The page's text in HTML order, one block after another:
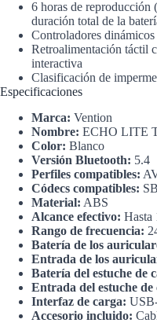
6 horas de reproducción
duración total de la
Controladores
Retroalimentación táctil
interactiva
Clasificación de
Especificaciones
Marca: Vention
Nombre: ECHO LITE
Color: Blanco
Versión Bluetooth: 5.4
Perfiles compatibles:
Códecs compatibles:
Material: ABS
Alcance efectivo: Hasta
Rango de frecuencia:
Batería de los
Entrada de los
Batería del estuche de
Entrada del estuche de
Interfaz de carga:
Accesorio incluido: